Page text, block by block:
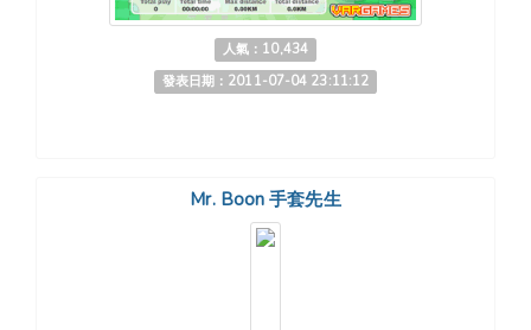
人氣：10,434
發表日期：2011-07-04 23:11:12
Mr. Boon 手套先生